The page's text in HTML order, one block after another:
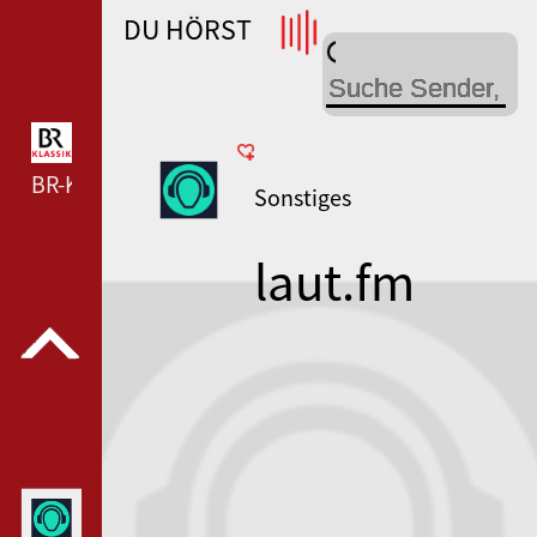
WDR 4 --- WDR 4 ---
BR-KLASSIK --- BR-KLASSIK ---
DU HÖRST
Sonstiges
laut.fm